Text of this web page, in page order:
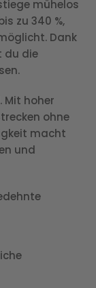
mühelos
zu 340 %,
Dank
du die
Mit hoher
ohne
macht
und